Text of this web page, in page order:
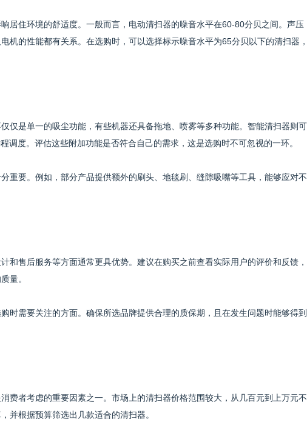
居住环境的舒适度。一般而言，电动清扫器的噪音水平在60-80分贝之间。声压
机的性能都有关系。在选购时，可以选择标示噪音水平为65分贝以下的清扫器
仅是单一的吸尘功能，有些机器还具备拖地、喷雾等多种功能。智能清扫器则可
调度。评估这些附加功能是否符合自己的需求，这是选购时不可忽视的一环。
重要。例如，部分产品提供额外的刷头、地毯刷、缝隙吸嘴等工具，能够应对不
和售后服务等方面通常更具优势。建议在购买之前查看实际用户的评价和反馈，
量。
时需要关注的方面。确保所选品牌提供合理的质保期，且在发生问题时能够得到
费者考虑的重要因素之一。市场上的清扫器价格范围较大，从几百元到上万元不
并根据预算筛选出几款适合的清扫器。